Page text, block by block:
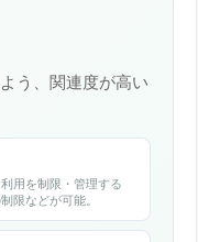
う、関連度が高い
用を制限・管理する
限などが可能。